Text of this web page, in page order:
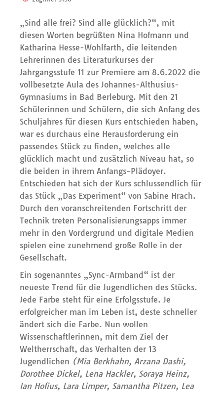
„Sind alle frei? Sind alle glücklich?“, mit
diesen Worten begrüßten Nina Hofmann und
Katharina Hesse-Wohlfarth, die leitenden
Lehrerinnen des Literaturkurses der
Jahrgangsstufe 11 zur Premiere am 8.6.2022 die
vollbesetzte Aula des Johannes-Althusius-
Gymnasiums in Bad Berleburg. Mit den 21
Schülerinnen und Schülern, die sich Anfang des
Schuljahres für diesen Kurs entschieden haben,
war es durchaus eine Herausforderung ein
passendes Stück zu finden, welches alle
glücklich macht und zusätzlich Niveau hat, so
die beiden in ihrem Anfangs-Plädoyer.
Entschieden hat sich der Kurs schlussendlich für
das Stück „Das Experiment“ von Sabine Hrach.
Durch den voranschreitenden Fortschritt der
Technik treten Personalisierungsapps immer
mehr in den Vordergrund und digitale Medien
spielen eine zunehmend große Rolle in der
Gesellschaft.
Ein sogenanntes „Sync-Armband“ ist der
neueste Trend für die Jugendlichen des Stücks.
Jede Farbe steht für eine Erfolgsstufe. Je
erfolgreicher man im Leben ist, deste schneller
ändert sich die Farbe. Nun wollen
Wissenschaftlerinnen, mit dem Ziel der
Weltherrschaft, das Verhalten der 13
Jugendlichen (Mia Berkhahn, Arzana Dashi,
Dorothee Dickel, Lena Hackler, Soraya Heinz,
Ian Hofius, Lara Limper, Samantha Pitzen, Lea